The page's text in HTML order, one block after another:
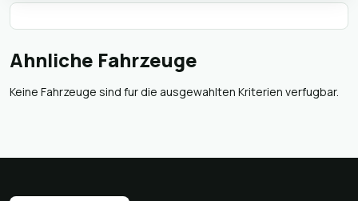
Ahnliche Fahrzeuge
Keine Fahrzeuge sind fur die ausgewahlten Kriterien verfugbar.